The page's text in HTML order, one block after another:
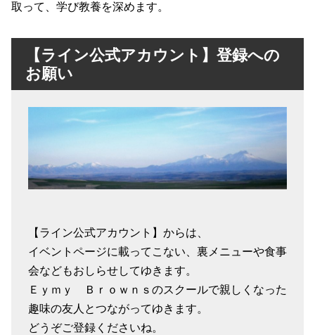
取って、学び教養を深めます。
【ライン公式アカウント】登録への
お願い
【ライン公式アカウント】からは、
イベントページに載ってこない、裏メニューや食事
会などもおしらせしてゆきます。
Ｅｙｍｙ Ｂｒｏｗｎｓのスクールで親しくなった
趣味の友人とつながってゆきます。
どうぞご登録くださいね。